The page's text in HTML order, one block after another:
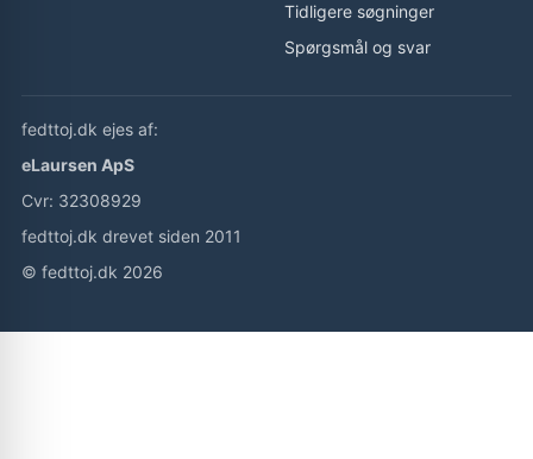
Tidligere søgninger
Spørgsmål og svar
fedttoj.dk ejes af:
eLaursen ApS
Cvr: 32308929
fedttoj.dk drevet siden 2011
© fedttoj.dk 2026